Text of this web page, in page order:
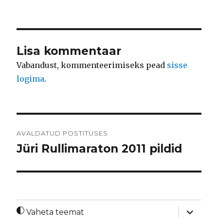
Lisa kommentaar
Vabandust, kommenteerimiseks pead sisse
logima.
AVALDATUD POSTITUSES
Jüri Rullimaraton 2011 pildid
Vaheta teemat
laienda